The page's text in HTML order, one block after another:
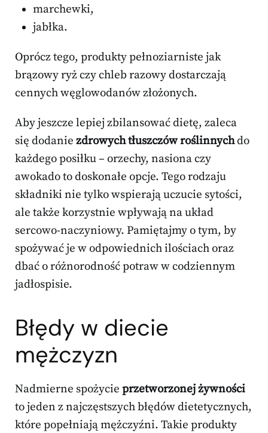
marchewki,
jabłka.
Oprócz tego, produkty pełnoziarniste jak
brązowy ryż czy chleb razowy dostarczają
cennych węglowodanów złożonych.
Aby jeszcze lepiej zbilansować dietę, zaleca
się dodanie zdrowych tłuszczów roślinnychdo
każdego posiłku – orzechy, nasiona czy
awokado to doskonałe opcje. Tego rodzaju
składniki nie tylko wspierają uczucie sytości,
ale także korzystnie wpływają na układ
sercowo-naczyniowy. Pamiętajmy o tym, by
spożywać je w odpowiednich ilościach oraz
dbać o różnorodność potraw w codziennym
jadłospisie.
Błędy w diecie
mężczyzn
Nadmierne spożycie przetworzonej żywności
to jeden z najczęstszych błędów dietetycznych,
które popełniają mężczyźni. Takie produkty